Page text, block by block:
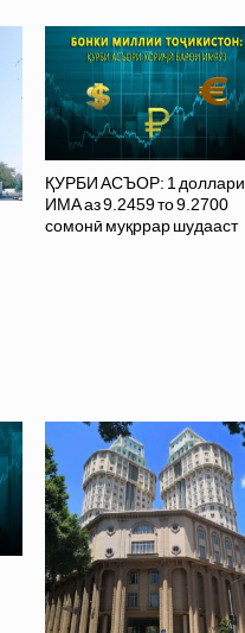
ҚУРБИ АСЪОР: 1 доллари
ИМА аз 9.2459 то 9.2700
сомонӣ муқррар шудааст